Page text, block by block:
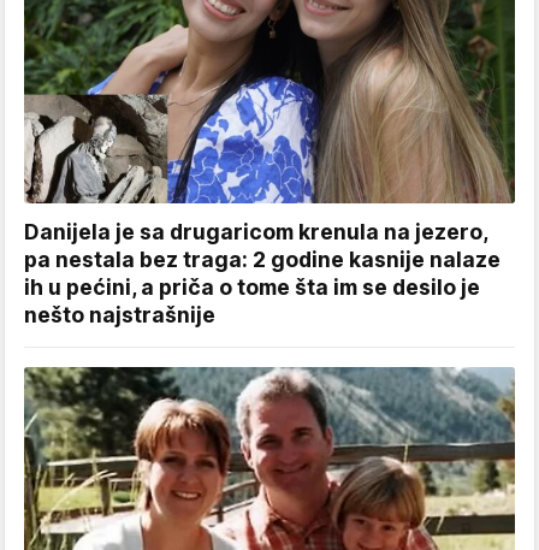
Danijela je sa drugaricom krenula na jezero,
pa nestala bez traga: 2 godine kasnije nalaze
ih u pećini, a priča o tome šta im se desilo je
nešto najstrašnije